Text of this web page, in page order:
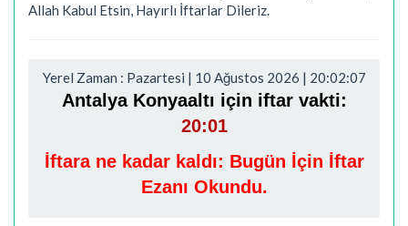
Allah Kabul Etsin, Hayırlı İftarlar Dileriz.
Yerel Zaman : Pazartesi | 10 Ağustos 2026 | 20:02:08
Antalya Konyaaltı için iftar vakti:
20:01
İftara ne kadar kaldı: Bugün İçin İftar
Ezanı Okundu.